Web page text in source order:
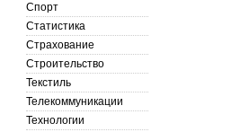
Спорт
Статистика
Страхование
Строительство
Текстиль
Телекоммуникации
Технологии